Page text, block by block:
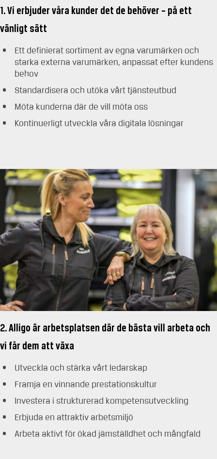
1. Vi erbjuder våra kunder det de behöver – på ett
vänligt sätt
Ett definierat sortiment av egna varumärken och
starka externa varumärken, anpassat efter kundens
behov
Standardisera och utöka vårt tjänsteutbud
Möta kunderna där de vill möta oss
Kontinuerligt utveckla våra digitala lösningar
2. Alligo är arbetsplatsen där de bästa vill arbeta och
vi får dem att växa
Utveckla och stärka vårt ledarskap
Framja en vinnande prestationskultur
Investera i strukturerad kompetensutveckling
Erbjuda en attraktiv arbetsmiljö
Arbeta aktivt för ökad jämställdhet och mångfald